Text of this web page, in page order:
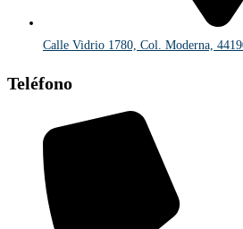
Calle Vidrio 1780, Col. Moderna,
Teléfono